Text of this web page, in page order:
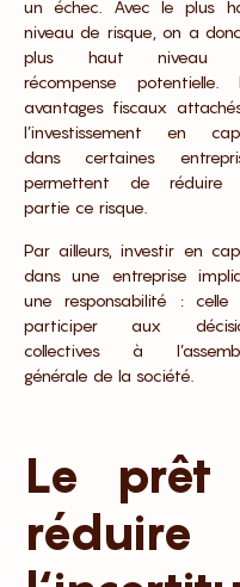
un échec. Avec le plus
niveau de risque, on a
plus haut niveau
récompense potentielle.
avantages fiscaux
l’investissement en
dans certaines
permettent de réduire
partie ce risque.
Par ailleurs, investir en
dans une entreprise
une responsabilité : celle
participer aux
collectives à
générale de la société.
Le prêt
réduire